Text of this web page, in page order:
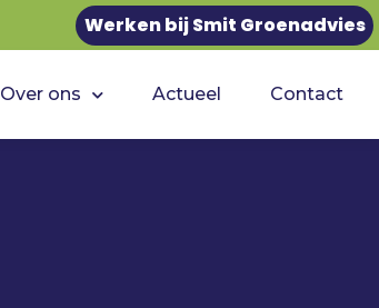
Werken bij Smit Groenadvies
Over ons Actueel Contact